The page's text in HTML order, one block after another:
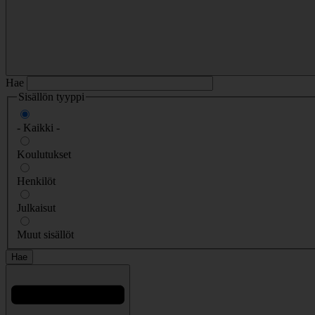
Hae
Sisällön tyyppi
- Kaikki -
Koulutukset
Henkilöt
Julkaisut
Muut sisällöt